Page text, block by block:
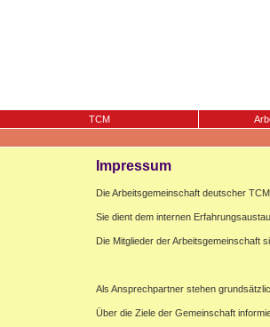
TCM
Impressum
Die Arbeitsgemeinschaft deutscher
Sie dient dem internen
Die Mitglieder der Arbeitsgemeinschaft
Als Ansprechpartner stehen
Über die Ziele der Gemeinschaft